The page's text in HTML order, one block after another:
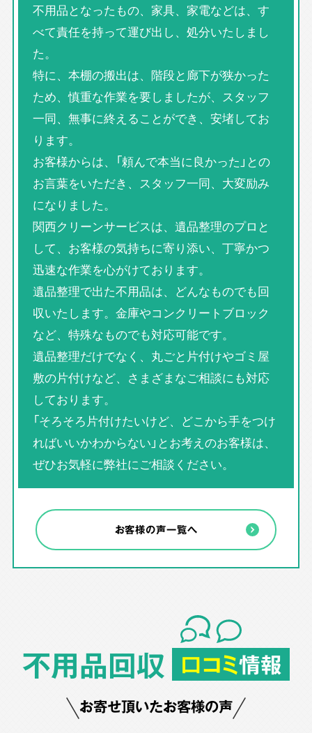
不用品となったもの、家具、家電などは、す
べて責任を持って運び出し、処分いたしまし
た。
特に、本棚の搬出は、階段と廊下が狭かった
ため、慎重な作業を要しましたが、スタッフ
一同、無事に終えることができ、安堵してお
ります。
お客様からは、「頼んで本当に良かった」との
お言葉をいただき、スタッフ一同、大変励み
になりました。
関西クリーンサービスは、遺品整理のプロと
して、お客様の気持ちに寄り添い、丁寧かつ
迅速な作業を心がけております。
遺品整理で出た不用品は、どんなものでも回
収いたします。金庫やコンクリートブロック
など、特殊なものでも対応可能です。
遺品整理だけでなく、丸ごと片付けやゴミ屋
敷の片付けなど、さまざまなご相談にも対応
しております。
「そろそろ片付けたいけど、どこから手をつけ
ればいいかわからない」とお考えのお客様は、
ぜひお気軽に弊社にご相談ください。
お客様の声一覧へ
不用品回収 口コミ情報
お寄せ頂いたお客様の声